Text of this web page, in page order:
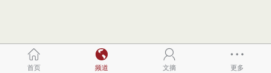
首页 频道 文摘 更多